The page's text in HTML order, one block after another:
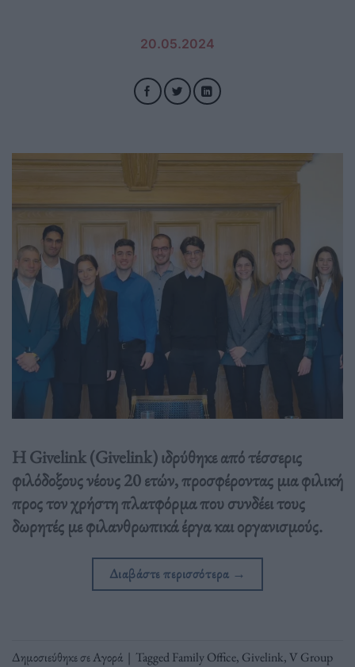
20.05.2024
Η Givelink (Givelink) ιδρύθηκε από τέσσερις
φιλόδοξους νέους 20 ετών, προσφέροντας μια φιλική
προς τον χρήστη πλατφόρμα που συνδέει τους
δωρητές με φιλανθρωπικά έργα και οργανισμούς.
Διαβάστε περισσότερα →
Δημοσιεύθηκε σεΑγορά | TaggedFamily Office, Givelink,V Group